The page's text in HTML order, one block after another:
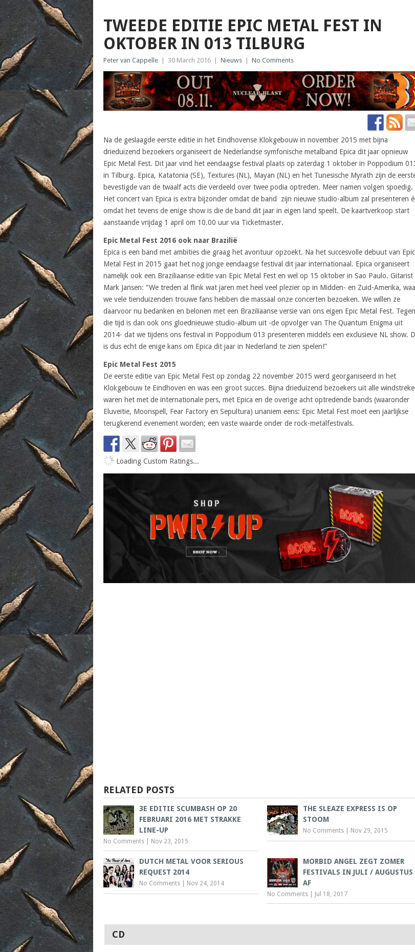
TWEEDE EDITIE EPIC METAL FEST IN
OKTOBER IN 013 TILBURG
Peter van Cappelle 30 March 2016 Nieuws No Comments
Na de geslaagde eerste editie in het Eindhovense Klokgebouw in november 2015 met bijna
drieduizend bezoekers organiseert de Nederlandse symfonische metalband Epica dit jaar opnieuw
Epic Metal Fest. Dit jaar vind het eendaagse festival plaats op zaterdag 1 oktober in Poppodium
in Tilburg. Epica, Katatonia (SE), Textures (NL), Mayan (NL) en het Tunesische Myrath zijn de
bevestigde van de twaalf acts die verdeeld over twee podia optreden. Meer namen volgen spoedig.
Het concert van Epica is extra bijzonder omdat de band zijn nieuwe studio-album zal presenteren
omdat het tevens de enige show is die de band dit jaar in eigen land speelt. De kaartverkoop start
aanstaande vrijdag 1 april om 10.00 uur via Ticketmaster.
Epic Metal Fest 2016 ook naar Brazilië
Epica is een band met ambities die graag het avontuur opzoekt. Na het succesvolle debuut van Epic
Metal Fest in 2015 gaat het nog jonge eendaagse festival dit jaar internationaal. Epica organiseert
namelijk ook een Braziliaanse editie van Epic Metal Fest en wel op 15 oktober in Sao Paulo. Gitarist
Mark Jansen: “We treden al flink wat jaren met heel veel plezier op in Midden- en Zuid-Amerika,
we vele tienduizenden trouwe fans hebben die massaal onze concerten bezoeken. We willen ze
daarvoor nu bedanken en belonen met een Braziliaanse versie van ons eigen Epic Metal Fest. Tegen
die tijd is dan ook ons gloednieuwe studio-album uit -de opvolger van The Quantum Enigma uit
2014- dat we tijdens ons festival in Poppodium 013 presenteren middels een exclusieve NL show.
is dus echt de enige kans om Epica dit jaar in Nederland te zien spelen!”
Epic Metal Fest 2015
De eerste editie van Epic Metal Fest op zondag 22 november 2015 werd georganiseerd in het
Klokgebouw te Eindhoven en was een groot succes. Bijna drieduizend bezoekers uit alle
waren het met de internationale pers, met Epica en de overige acht optredende bands (waaronder
Eluveitie, Moonspell, Fear Factory en Sepultura) unaniem eens: Epic Metal Fest moet een jaarlijkse
terugkerend evenement worden; een vaste waarde onder de rock-metalfestivals.
Loading Custom Ratings...
RELATED POSTS
3E EDITIE SCUMBASH OP 20
FEBRUARI 2016 MET STRAKKE
LINE-UP
No Comments Nov 23, 2015
THE SLEAZE EXPRESS IS OP
STOOM
No Comments Nov 29, 2015
DUTCH METAL VOOR SERIOUS
REQUEST 2014
No Comments Nov 24, 2014
MORBID ANGEL ZEGT ZOMER
FESTIVALS IN JULI / AUGUSTUS
AF
No Comments Jul 18, 2017
CD